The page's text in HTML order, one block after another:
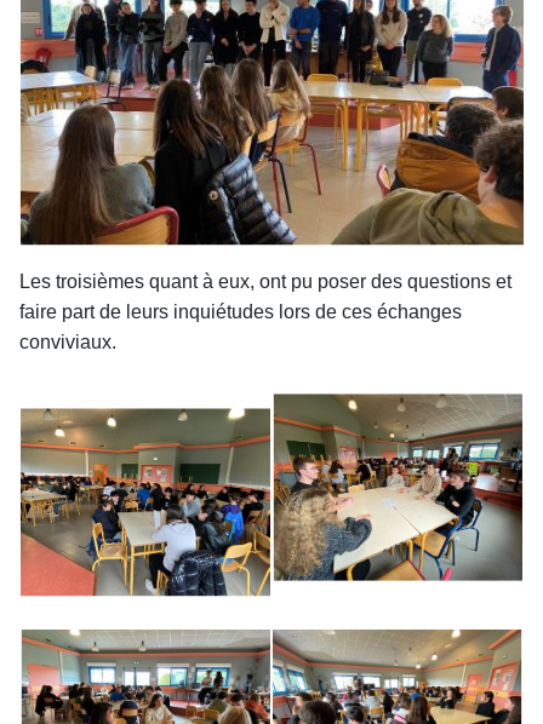
Les troisièmes quant à eux, ont pu poser des questions et
faire part de leurs inquiétudes lors de ces échanges
conviviaux.